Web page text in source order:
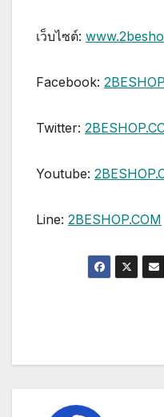
เว็บไซต์:
Facebook:
Twitter:
Youtube:
Line: 2BESHOP.COM